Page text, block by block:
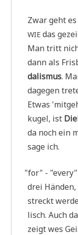
Zwar geht
WIE das
Man tritt
dann als
da­lis­mus.
dage­gen
Etwas
ku­gel, ist
da noch ein
sage ich.
"for" -
drei
streckt
lisch. Auch
zeigt wes